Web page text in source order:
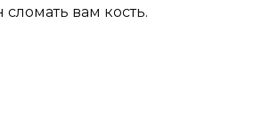
вам кость.